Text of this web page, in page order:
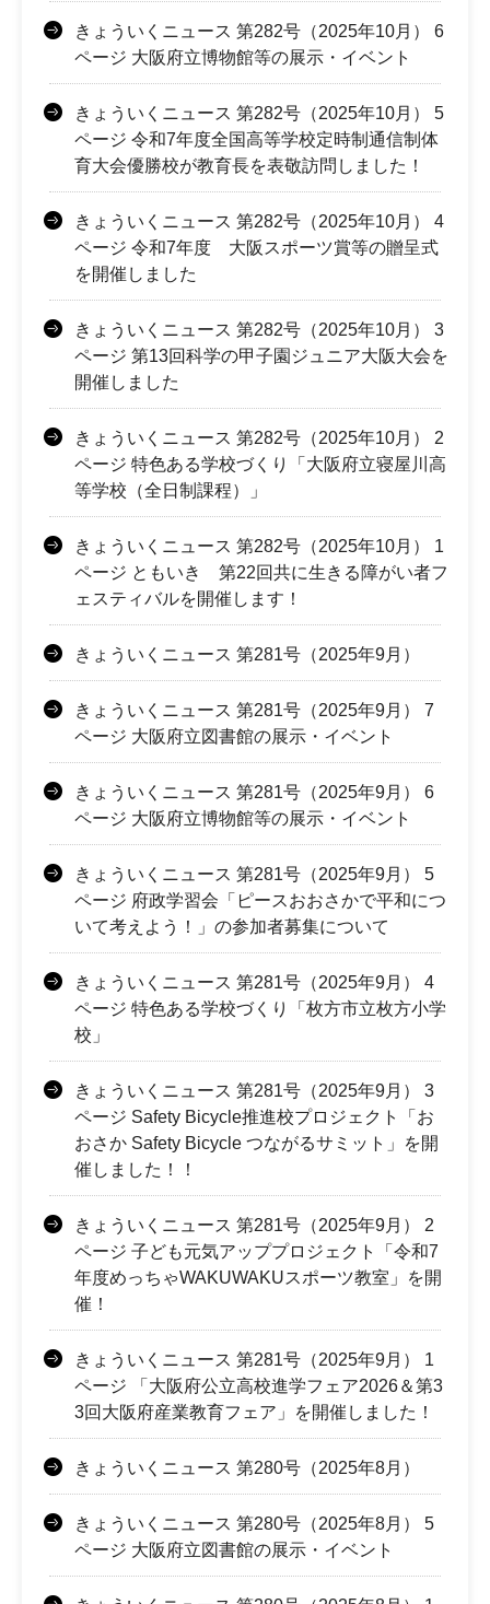
きょういくニュース 第282号（2025年10月） 6
ページ 大阪府立博物館等の展示・イベント
きょういくニュース 第282号（2025年10月） 5
ページ 令和7年度全国高等学校定時制通信制体
育大会優勝校が教育長を表敬訪問しました！
きょういくニュース 第282号（2025年10月） 4
ページ 令和7年度 大阪スポーツ賞等の贈呈式
を開催しました
きょういくニュース 第282号（2025年10月） 3
ページ 第13回科学の甲子園ジュニア大阪大会を
開催しました
きょういくニュース 第282号（2025年10月） 2
ページ 特色ある学校づくり「大阪府立寝屋川高
等学校（全日制課程）」
きょういくニュース 第282号（2025年10月） 1
ページ ともいき 第22回共に生きる障がい者フ
ェスティバルを開催します！
きょういくニュース 第281号（2025年9月）
きょういくニュース 第281号（2025年9月） 7
ページ 大阪府立図書館の展示・イベント
きょういくニュース 第281号（2025年9月） 6
ページ 大阪府立博物館等の展示・イベント
きょういくニュース 第281号（2025年9月） 5
ページ 府政学習会「ピースおおさかで平和につ
いて考えよう！」の参加者募集について
きょういくニュース 第281号（2025年9月） 4
ページ 特色ある学校づくり「枚方市立枚方小学
校」
きょういくニュース 第281号（2025年9月） 3
ページ Safety Bicycle推進校プロジェクト「お
おさか Safety Bicycle つながるサミット」を開
催しました！！
きょういくニュース 第281号（2025年9月） 2
ページ 子ども元気アッププロジェクト「令和7
年度めっちゃWAKUWAKUスポーツ教室」を開
催！
きょういくニュース 第281号（2025年9月） 1
ページ 「大阪府公立高校進学フェア2026＆第3
3回大阪府産業教育フェア」を開催しました！
きょういくニュース 第280号（2025年8月）
きょういくニュース 第280号（2025年8月） 5
ページ 大阪府立図書館の展示・イベント